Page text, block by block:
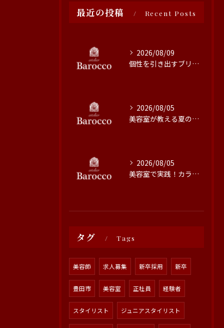
最近の投稿 Recent Posts
2026/08/09
個性を引き出すブリーチ技術の魅力と施術のこだわり
2026/08/05
美容室が教える夏の髪質改善術
2026/08/05
美容室で実践！カラーの色持ちを高める方法
タグ Tags
美容師 求人募集 新卒採用 新卒
豊田市 美容室 正社員 経験者
スタイリスト ジュニアスタイリスト